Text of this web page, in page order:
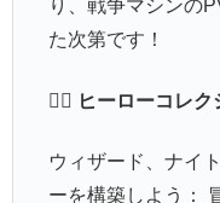
り、戦争マシンの
た次第です！
🧙‍♂️ ヒーローコレク
ウィザード、ナイ
ーを構築しよう：